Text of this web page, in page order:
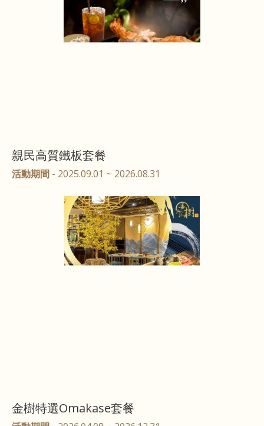
親民高質鐵板套餐
活動期間 - 2025.09.01 ~ 2026.08.31
金樹特選Omakase套餐